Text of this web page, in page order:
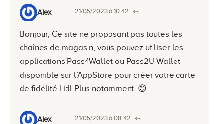
Alex 21/05/2023 à 10:42
Bonjour, Ce site ne proposant pas toutes les
chaînes de magasin, vous pouvez utiliser les
applications Pass4Wallet ou Pass2U Wallet
disponible sur l’AppStore pour créer votre carte
de fidélité Lidl Plus notamment. 😊
Alex 21/05/2023 à 08:42